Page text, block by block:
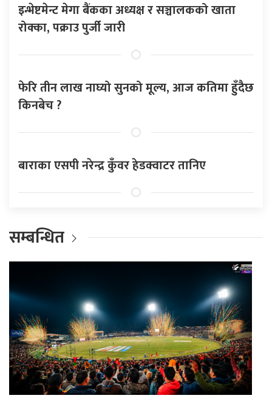
इन्भेष्टमेन्ट मेगा बैंकका अध्यक्ष र सञ्चालकको खाता
रोक्का, पक्राउ पुर्जी जारी
फेरि तीन लाख नाघ्यो सुनको मूल्य, आज कतिमा हुँदैछ
किनबेच ?
बाराका एसपी नरेन्द्र कुँवर हेडक्वाटर तानिए
सम्बन्धित